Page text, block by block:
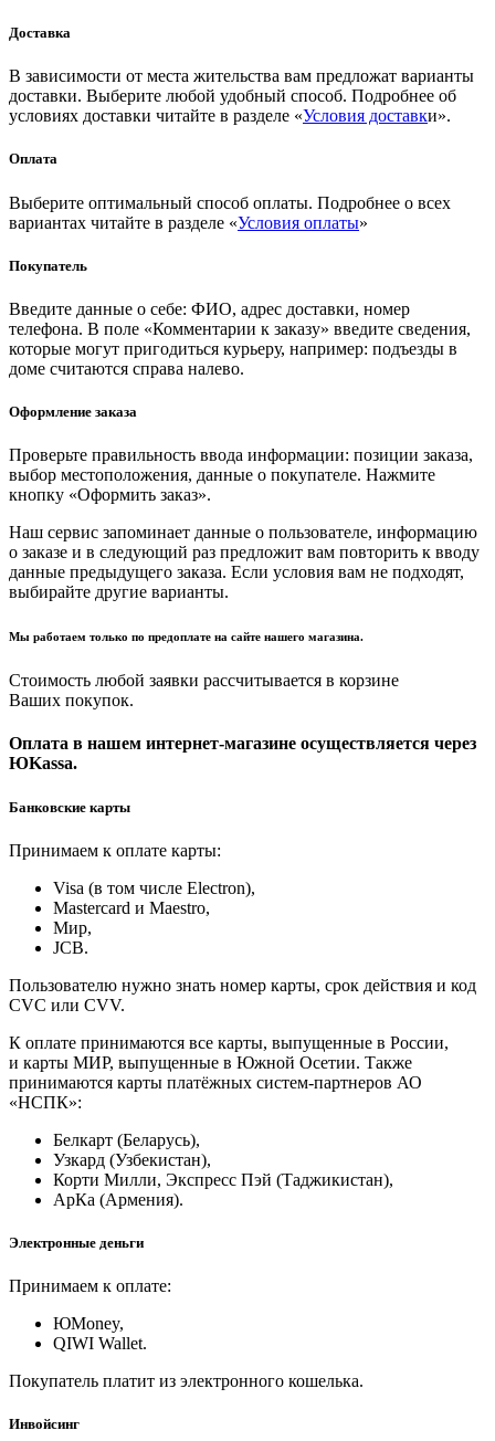
Доставка
В зависимости от места жительства вам предложат варианты
доставки. Выберите любой удобный способ. Подробнее об
условиях доставки читайте в разделе «Условия доставки».
Оплата
Выберите оптимальный способ оплаты. Подробнее о всех
вариантах читайте в разделе «Условия оплаты»
Покупатель
Введите данные о себе: ФИО, адрес доставки, номер
телефона. В поле «Комментарии к заказу» введите сведения,
которые могут пригодиться курьеру, например: подъезды в
доме считаются справа налево.
Оформление заказа
Проверьте правильность ввода информации: позиции заказа,
выбор местоположения, данные о покупателе. Нажмите
кнопку «Оформить заказ».
Наш сервис запоминает данные о пользователе, информацию
о заказе и в следующий раз предложит вам повторить к вводу
данные предыдущего заказа. Если условия вам не подходят,
выбирайте другие варианты.
Мы работаем только по предоплате на сайте нашего магазина.
Стоимость любой заявки рассчитывается в корзине
Ваших покупок.
Оплата в нашем интернет-магазине осуществляется через
ЮKassa.
Банковские карты
Принимаем к оплате карты:
Visa (в том числе Electron),
Masterсard и Maestro,
Мир,
JCB.
Пользователю нужно знать номер карты, срок действия и код
CVC или CVV.
К оплате принимаются все карты, выпущенные в России,
и карты МИР, выпущенные в Южной Осетии. Также
принимаются карты платёжных систем-партнеров АО
«НСПК»:
Белкарт (Беларусь),
Узкард (Узбекистан),
Корти Милли, Экспресс Пэй (Таджикистан),
АрКа (Армения).
Электронные деньги
Принимаем к оплате:
ЮMoney,
QIWI Wallet.
Покупатель платит из электронного кошелька.
Инвойсинг